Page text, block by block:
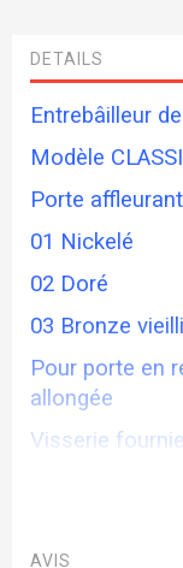
DETAILS
Entrebâilleur
Modèle
Porte
01 Nickelé
02 Doré
03 Bronze vieilli
Pour porte en
allongée
Visserie fournie
Fabrication
AVIS